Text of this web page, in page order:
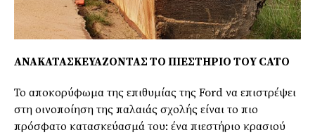
ΑΝΑΚΑΤΑΣΚΕΥΑΖΟΝΤΑΣ ΤΟ ΠΙΕΣΤΗΡΙΟ ΤΟΥ CATΟ
Το αποκορύφωμα της επιθυμίας της Ford να επιστρέψει
στη οινοποίηση της παλαιάς σχολής είναι το πιο
πρόσφατο κατασκεύασμά του: ένα πιεστήριο κρασιού